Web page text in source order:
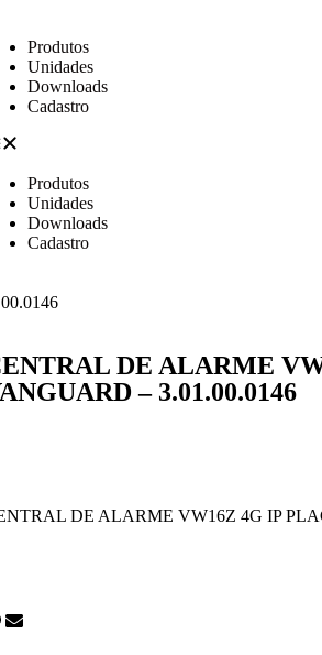
Produtos
Unidades
Downloads
Cadastro
Produtos
Unidades
Downloads
Cadastro
DE ALARME
– 3.01.00.0146
DE ALARME VW16Z 4G IP